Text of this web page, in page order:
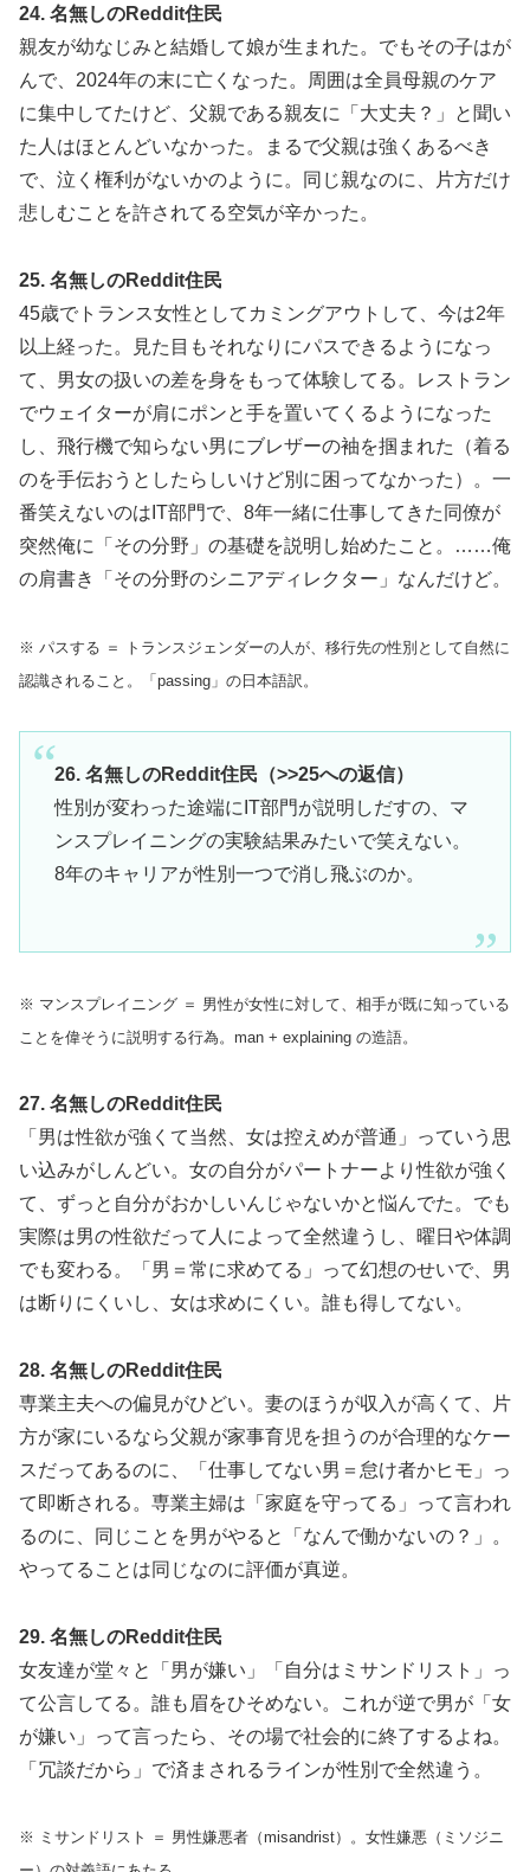
24. 名無しのReddit住民
親友が幼なじみと結婚して娘が生まれた。でもその子はが
んで、2024年の末に亡くなった。周囲は全員母親のケア
に集中してたけど、父親である親友に「大丈夫？」と聞い
た人はほとんどいなかった。まるで父親は強くあるべき
で、泣く権利がないかのように。同じ親なのに、片方だけ
悲しむことを許されてる空気が辛かった。
25. 名無しのReddit住民
45歳でトランス女性としてカミングアウトして、今は2年
以上経った。見た目もそれなりにパスできるようになっ
て、男女の扱いの差を身をもって体験してる。レストラン
でウェイターが肩にポンと手を置いてくるようになった
し、飛行機で知らない男にブレザーの袖を掴まれた（着る
のを手伝おうとしたらしいけど別に困ってなかった）。一
番笑えないのはIT部門で、8年一緒に仕事してきた同僚が
突然俺に「その分野」の基礎を説明し始めたこと。……俺
の肩書き「その分野のシニアディレクター」なんだけど。
※ パスする ＝ トランスジェンダーの人が、移行先の性別として自然に
認識されること。「passing」の日本語訳。
26. 名無しのReddit住民（>>25への返信）
性別が変わった途端にIT部門が説明しだすの、マ
ンスプレイニングの実験結果みたいで笑えない。
8年のキャリアが性別一つで消し飛ぶのか。
※ マンスプレイニング ＝ 男性が女性に対して、相手が既に知っている
ことを偉そうに説明する行為。man + explaining の造語。
27. 名無しのReddit住民
「男は性欲が強くて当然、女は控えめが普通」っていう思
い込みがしんどい。女の自分がパートナーより性欲が強く
て、ずっと自分がおかしいんじゃないかと悩んでた。でも
実際は男の性欲だって人によって全然違うし、曜日や体調
でも変わる。「男＝常に求めてる」って幻想のせいで、男
は断りにくいし、女は求めにくい。誰も得してない。
28. 名無しのReddit住民
専業主夫への偏見がひどい。妻のほうが収入が高くて、片
方が家にいるなら父親が家事育児を担うのが合理的なケー
スだってあるのに、「仕事してない男＝怠け者かヒモ」っ
て即断される。専業主婦は「家庭を守ってる」って言われ
るのに、同じことを男がやると「なんで働かないの？」。
やってることは同じなのに評価が真逆。
29. 名無しのReddit住民
女友達が堂々と「男が嫌い」「自分はミサンドリスト」っ
て公言してる。誰も眉をひそめない。これが逆で男が「女
が嫌い」って言ったら、その場で社会的に終了するよね。
「冗談だから」で済まされるラインが性別で全然違う。
※ ミサンドリスト ＝ 男性嫌悪者（misandrist）。女性嫌悪（ミソジニ